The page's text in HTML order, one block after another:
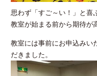
思わず「すご～い！」と喜
教室が始まる前から期待が
教室には事前にお申込みい
だきました。